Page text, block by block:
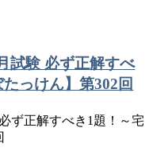
試験 必ず正解すべ
っけん】第302回
ず正解すべき1題！～宅